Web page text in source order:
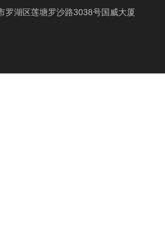
罗湖区莲塘罗沙路3038号国威大厦